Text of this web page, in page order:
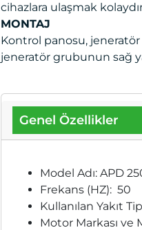
cihazlara ulaşmak
MONTAJ
Kontrol panosu, jeneratör
jeneratör grubunun sağ
Genel Özellikler
Model Adı: APD
Frekans (HZ): 50
Kullanılan Yakıt
Motor Markası ve